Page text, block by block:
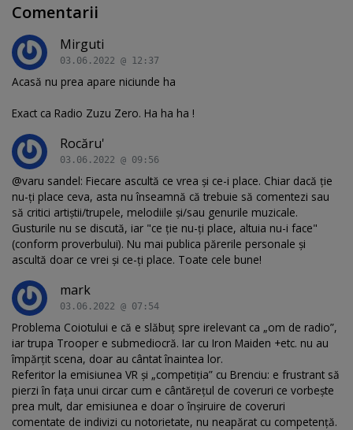
Comentarii
Mirguti
03.06.2022 @ 12:37
Acasă nu prea apare niciunde ha
Exact ca Radio Zuzu Zero. Ha ha ha !
Rocăru'
03.06.2022 @ 09:56
@varu sandel: Fiecare ascultă ce vrea și ce-i place. Chiar dacă ție
nu-ți place ceva, asta nu înseamnă că trebuie să comentezi sau
să critici artiștii/trupele, melodiile și/sau genurile muzicale.
Gusturile nu se discută, iar "ce ție nu-ți place, altuia nu-i face"
(conform proverbului). Nu mai publica părerile personale și
ascultă doar ce vrei și ce-ți place. Toate cele bune!
mark
03.06.2022 @ 07:54
Problema Coiotului e că e slăbuț spre irelevant ca „om de radio”,
iar trupa Trooper e submediocră. Iar cu Iron Maiden +etc. nu au
împărțit scena, doar au cântat înaintea lor.
Referitor la emisiunea VR și „competiția” cu Brenciu: e frustrant să
pierzi în fața unui circar cum e cântărețul de coveruri ce vorbește
prea mult, dar emisiunea e doar o înșiruire de coveruri
comentate de indivizi cu notorietate, nu neapărat cu competență.